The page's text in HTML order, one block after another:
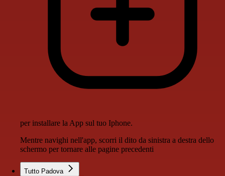
per installare la App sul tuo Iphone.
Mentre navighi nell'app, scorri il dito da sinistra a destra dello
schermo per tornare alle pagine precedenti
Tutto Padova